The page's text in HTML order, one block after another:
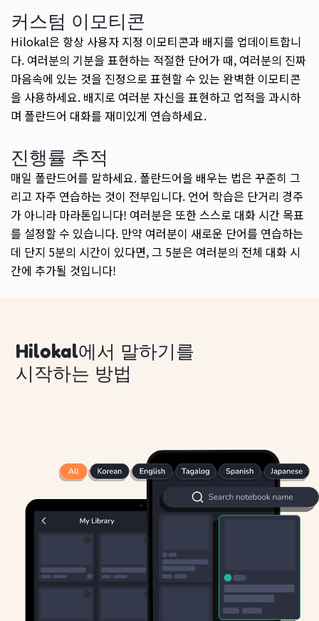
커스텀 이모티콘
Hilokal은 항상 사용자 지정 이모티콘과 배지를 업데이트합니
다. 여러분의 기분을 표현하는 적절한 단어가 때, 여러분의 진짜
마음속에 있는 것을 진정으로 표현할 수 있는 완벽한 이모티콘
을 사용하세요. 배지로 여러분 자신을 표현하고 업적을 과시하
며 폴란드어 대화를 재미있게 연습하세요.
진행률 추적
매일 폴란드어를 말하세요. 폴란드어을 배우는 법은 꾸준히 그
리고 자주 연습하는 것이 전부입니다. 언어 학습은 단거리 경주
가 아니라 마라톤입니다! 여러분은 또한 스스로 대화 시간 목표
를 설정할 수 있습니다. 만약 여러분이 새로운 단어를 연습하는
데 단지 5분의 시간이 있다면, 그 5분은 여러분의 전체 대화 시
간에 추가될 것입니다!
Hilokal에서 말하기를
시작하는 방법